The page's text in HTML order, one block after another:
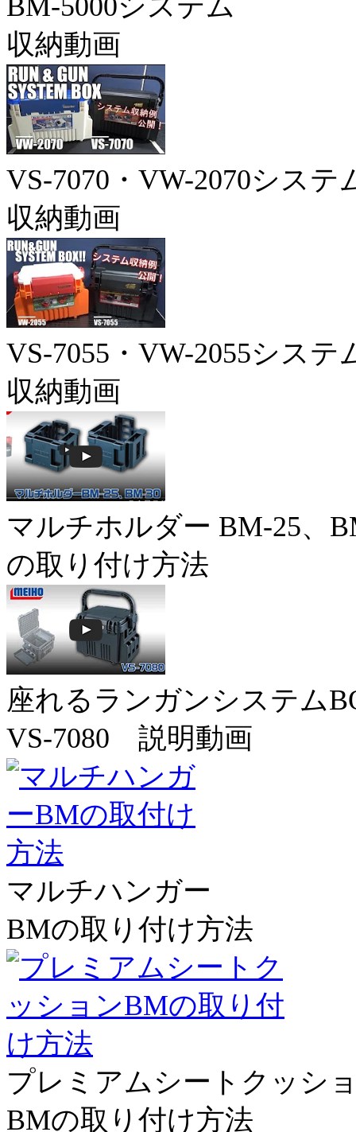
収納動画
VS-7070・VW-2070システ
収納動画
VS-7055・VW-2055システ
収納動画
マルチホルダー BM-25、
の取り付け方法
座れるランガンシステム
VS-7080 説明動画
マルチハンガー
BMの取り付け方法
プレミアムシートクッシ
BMの取り付け方法